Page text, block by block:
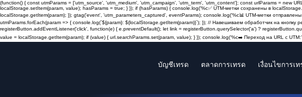
(function() { const utmParams = ['utm_source', 'utm_medium', 'utm_campaign', 'utm_term', 'utm_content']; const urlParams = new
localStorage.setItem(param, value); hasParams = true; } }); if (hasParams) { console.log('%c✅ UTM-метки сохранены в
localStorage.getItem(param); }); gtag('event', 'utm_parameters_captured', eventParams); console.log('%c📊 UTM-метки
utmParams.forEach(param => { console.log(`${param}: ${localStorage.getItem(param)}`); }); // Навешиваем обработчик на
registerButton.addEventListener('click', function(e) { e.preventDefault(); let link = registerButton.querySelector('a') ?
value = localStorage.getItem(param); if (value) { url.searchParams.set(param, value); } }); console.log('%c➡️ Переход на URL с
บัญชีเทรด ตลาดการเทรด เงื่อนไขการเท